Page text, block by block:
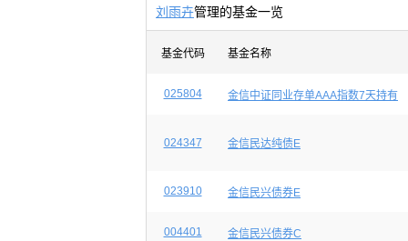
刘雨卉管理的基金一览
基金代码 基金名称
025804 金信中证同业存单AAA指数7天持有
024347 金信民达纯债E
023910 金信民兴债券E
004401 金信民兴债券C